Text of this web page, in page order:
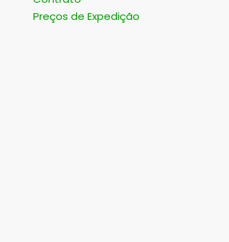
Preços de Expedição